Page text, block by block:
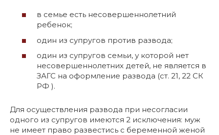
в семье есть несовершеннолетний
ребенок;
один из супругов против развода;
один из супругов семьи, у которой нет
несовершеннолетних детей, не является в
ЗАГС на оформление развода (ст. 21, 22 СК
РФ ).
Для осуществления развода при несогласии
одного из супругов имеются 2 исключения: муж
не имеет право развестись с беременной женой